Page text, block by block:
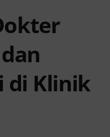
di Klinik